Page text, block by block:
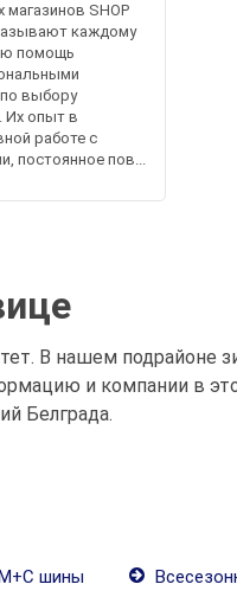
магазинов SHOP
каждому
помощь
выбору
Их опыт в
работе с
постоянное пов...
В нашем подрайоне
и компании в
Белграда.
шины